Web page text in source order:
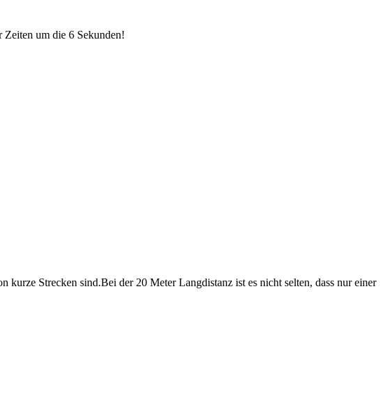
Zeiten um die 6 Sekunden!
Strecken sind.Bei der 20 Meter Langdistanz ist es nicht selten, dass nur einer